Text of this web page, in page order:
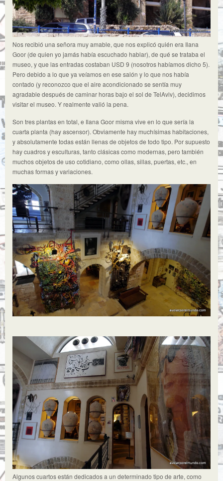
Nos recibió una señora muy amable, que nos explicó quién era Ilana
Goor (de quien yo jamás había escuchado hablar), de qué se trataba el
museo, y que las entradas costaban USD 9 (nosotros habíamos dicho 5).
Pero debido a lo que ya veíamos en ese salón y lo que nos había
contado (y reconozco que el aire acondicionado se sentía muy
agradable después de caminar horas bajo el sol de TelAviv), decidimos
visitar el museo. Y realmente valió la pena.
Son tres plantas en total, e Ilana Goor misma vive en lo que sería la
cuarta planta (hay ascensor). Obviamente hay muchísimas habitaciones,
y absolutamente todas están llenas de objetos de todo tipo. Por supuesto
hay cuadros y esculturas, tanto clásicas como modernas, pero también
muchos objetos de uso cotidiano, como ollas, sillas, puertas, etc., en
muchas formas y variaciones.
Algunos cuartos están dedicados a un determinado tipo de arte, como